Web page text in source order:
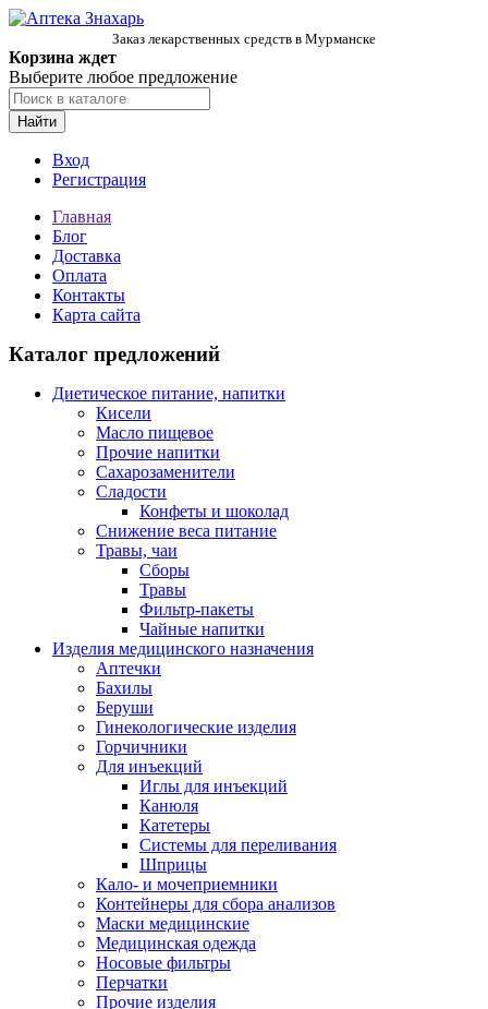
Заказ лекарственных средств в Мурманске
Корзина ждет
Выберите любое предложение
Найти
Вход
Регистрация
Главная
Блог
Доставка
Оплата
Контакты
Карта сайта
Каталог предложений
Диетическое питание, напитки
Кисели
Масло пищевое
Прочие напитки
Сахарозаменители
Сладости
Конфеты и шоколад
Снижение веса питание
Травы, чаи
Сборы
Травы
Фильтр-пакеты
Чайные напитки
Изделия медицинского назначения
Аптечки
Бахилы
Беруши
Гинекологические изделия
Горчичники
Для инъекций
Иглы для инъекций
Канюля
Катетеры
Системы для переливания
Шприцы
Кало- и мочеприемники
Контейнеры для сбора анализов
Маски медицинские
Медицинская одежда
Носовые фильтры
Перчатки
Прочие изделия